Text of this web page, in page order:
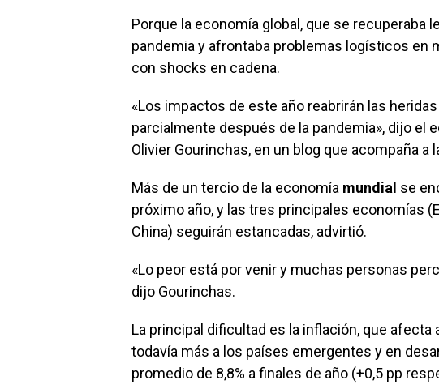
Porque la economía global, que se recuperaba
pandemia y afrontaba problemas logísticos en
con shocks en cadena.
«Los impactos de este año reabrirán las
parcialmente después de la pandemia», dijo el
Olivier Gourinchas, en un blog que acompaña a
Más de un tercio de la economía mundial se
próximo año, y las tres principales economías
China) seguirán estancadas, advirtió.
«Lo peor está por venir y muchas personas
dijo Gourinchas.
La principal dificultad es la inflación, que
todavía más a los países emergentes y en
promedio de 8,8% a finales de año (+0,5 pp